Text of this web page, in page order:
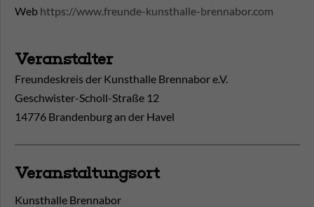
Web https://www.freunde-kunsthalle-brennabor.com
Veranstalter
Freundeskreis der Kunsthalle Brennabor e.V.
Geschwister-Scholl-Straße 12
14776 Brandenburg an der Havel
Veranstaltungsort
Kunsthalle Brennabor